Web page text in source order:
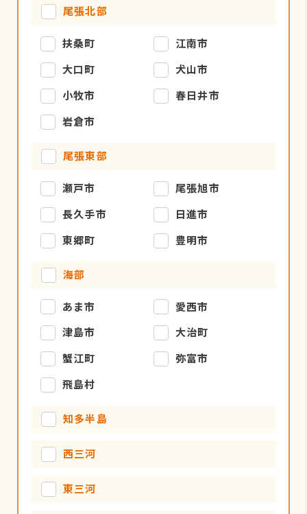
尾張北部
扶桑町
江南市
大口町
犬山市
小牧市
春日井市
岩倉市
尾張東部
瀬戸市
尾張旭市
長久手市
日進市
東郷町
豊明市
海部
あま市
愛西市
津島市
大治町
蟹江町
弥富市
飛島村
知多半島
西三河
東三河